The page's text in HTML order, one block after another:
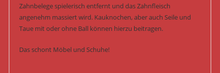
Zahnbelege spielerisch entfernt und das Zahnfleisch
angenehm massiert wird. Kauknochen, aber auch Seile und
Taue mit oder ohne Ball können hierzu beitragen.
Das schont Möbel und Schuhe!